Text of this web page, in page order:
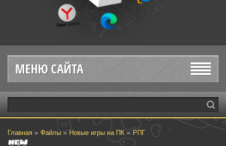
МЕНЮ САЙТА
Главная » Файлы»Новые игры на ПК » РПГ